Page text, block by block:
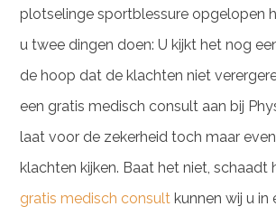
plotselinge sportblessure opgelopen
u twee dingen doen: U kijkt het nog
de hoop dat de klachten niet
een gratis medisch consult aan bij
laat voor de zekerheid toch maar
klachten kijken. Baat het niet, schaadt
gratis medisch consultkunnen wij u in